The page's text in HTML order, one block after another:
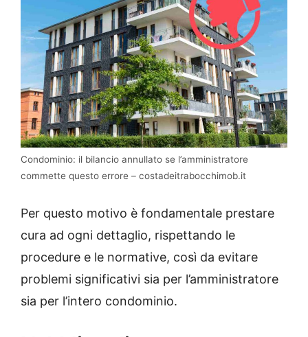
Condominio: il bilancio annullato se l’amministratore
commette questo errore – costadeitrabocchimob.it
Per questo motivo è fondamentale prestare
cura ad ogni dettaglio, rispettando le
procedure e le normative, così da evitare
problemi significativi sia per l’amministratore
sia per l’intero condominio.